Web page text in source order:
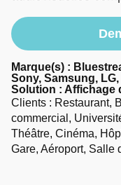
Marque(s) :
Sony, Samsung,
Solution : Affichage
Clients : Restaurant,
commercial,
Théâtre, Cinéma,
Gare, Aéroport, Salle